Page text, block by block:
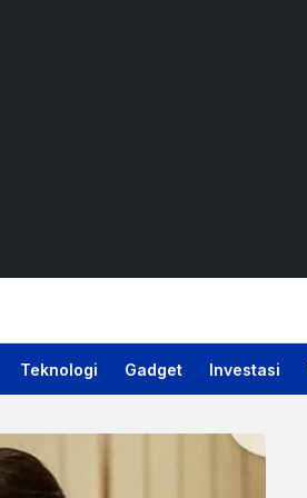
Teknologi Gadget Investasi